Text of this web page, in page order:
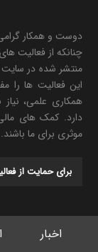
دوست و همکار گرامی
چنانکه از فعالیت
منتشر شده در سایت
این فعالیت ها را
همکاری علمی، نیاز
دارد. کمک های
موثری برای ما باشند.
برای حمایت از
اخبار